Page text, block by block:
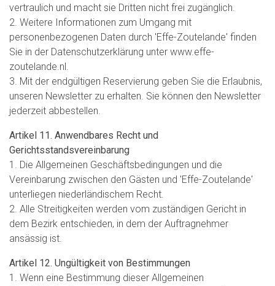
vertraulich und macht sie Dritten nicht frei zugänglich.
2. Weitere Informationen zum Umgang mit
personenbezogenen Daten durch 'Effe-Zoutelande' finden
Sie in der Datenschutzerklärung unter www.effe-
zoutelande.nl.
3. Mit der endgültigen Reservierung geben Sie die Erlaubnis,
unseren Newsletter zu erhalten. Sie können den Newsletter
jederzeit abbestellen.
Artikel 11. Anwendbares Recht und
Gerichtsstandsvereinbarung
1. Die Allgemeinen Geschäftsbedingungen und die
Vereinbarung zwischen den Gästen und 'Effe-Zoutelande'
unterliegen niederländischem Recht.
2. Alle Streitigkeiten werden vom zuständigen Gericht in
dem Bezirk entschieden, in dem der Auftragnehmer
ansässig ist.
Artikel 12. Ungültigkeit von Bestimmungen
1. Wenn eine Bestimmung dieser Allgemeinen